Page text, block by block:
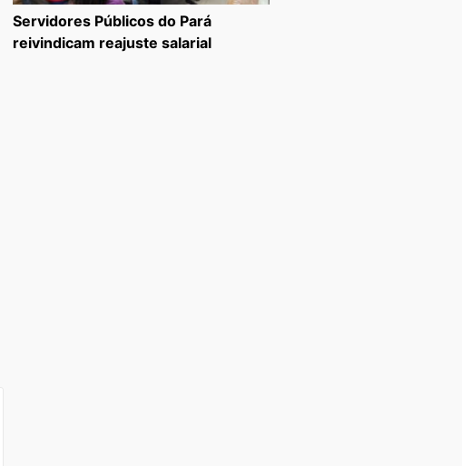
Servidores Públicos do Pará
reivindicam reajuste salarial